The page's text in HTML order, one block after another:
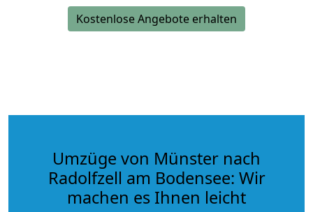
Kostenlose Angebote erhalten
Umzüge von Münster nach
Radolfzell am Bodensee: Wir
machen es Ihnen leicht